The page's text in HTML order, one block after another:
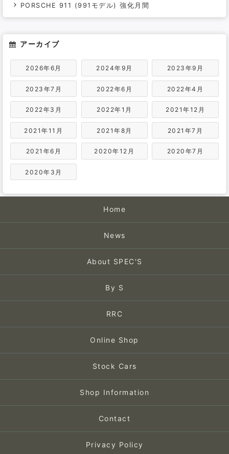
PORSCHE 911 (991モデル) 強化月間
アーカイブ
2026年6月 2024年9月 2023年9月
2023年7月 2022年6月 2022年4月
2022年3月 2022年1月 2021年12月
2021年11月 2021年8月 2021年7月
2021年6月 2020年12月 2020年7月
2020年3月
Home
News
About SPEC'S
By S
RRC
Online Shop
Stock Cars
Shop Information
Contact
Privacy Policy